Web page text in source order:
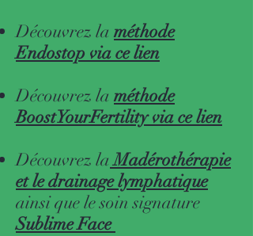
Découvrez la méthode
Endostop via ce lien
Découvrez la méthode
BoostYourFertility via ce lien
Découvrez la Madérothérapie
et le drainage lymphatique
ainsi que le soin signature
Sublime Face